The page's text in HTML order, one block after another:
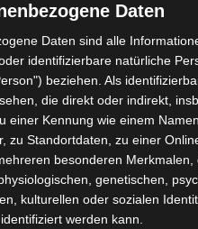
hast Du die
Themen
wenn Du Impulse im
26. April 2024
Daten
Daten sind alle
identifizierbare natürliche
beziehen. Als
die direkt oder indirekt,
einer Kennung wie einem
zu Standortdaten, zu einer
besonderen Merkmalen,
genetischen,
kulturellen oder sozialen
werden kann.